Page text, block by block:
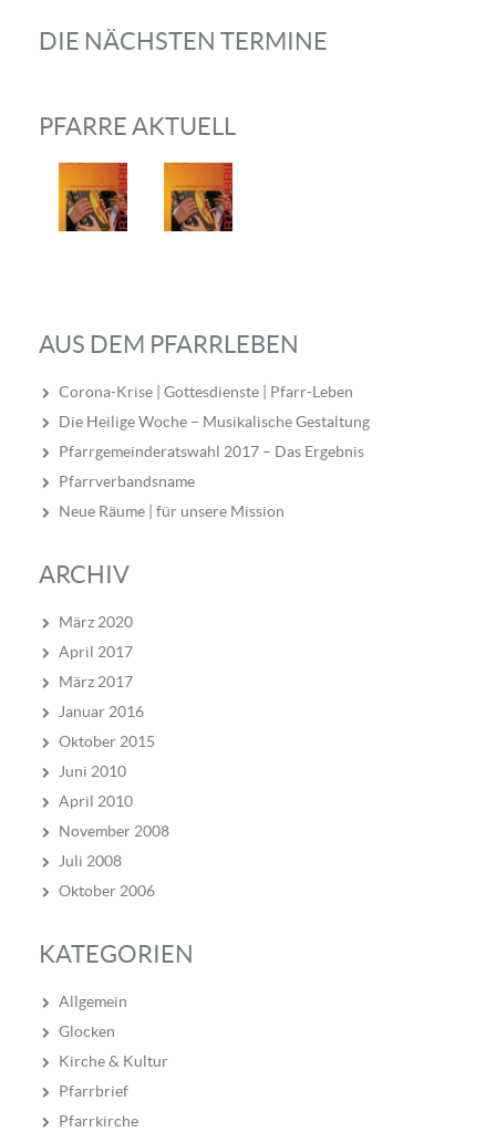
DIE NÄCHSTEN TERMINE
PFARRE AKTUELL
AUS DEM PFARRLEBEN
Corona-Krise | Gottesdienste | Pfarr-Leben
Die Heilige Woche – Musikalische Gestaltung
Pfarrgemeinderatswahl 2017 – Das Ergebnis
Pfarrverbandsname
Neue Räume | für unsere Mission
ARCHIV
März 2020
April 2017
März 2017
Januar 2016
Oktober 2015
Juni 2010
April 2010
November 2008
Juli 2008
Oktober 2006
KATEGORIEN
Allgemein
Glocken
Kirche & Kultur
Pfarrbrief
Pfarrkirche